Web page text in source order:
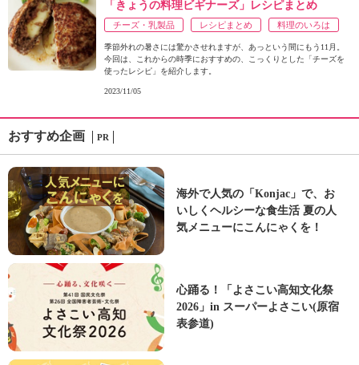
「きょうの料理ビギナーズ」レシピまとめ
チーズ・乳製品 レシピまとめ 料理のいろは
季節外れの暑さには驚かさせれますが、あっという間にもう11月。
今回は、これからの時季におすすめの、こっくりとした「チーズを
使ったレシピ」を紹介します。
2023/11/05
おすすめ企画 PR
海外で人気の「Konjac」で、お
いしくヘルシーな食生活 夏の人
気メニューにこんにゃくを！
心踊る！「よさこい高知文化祭
2026」in スーパーよさこい(原宿
表参道)